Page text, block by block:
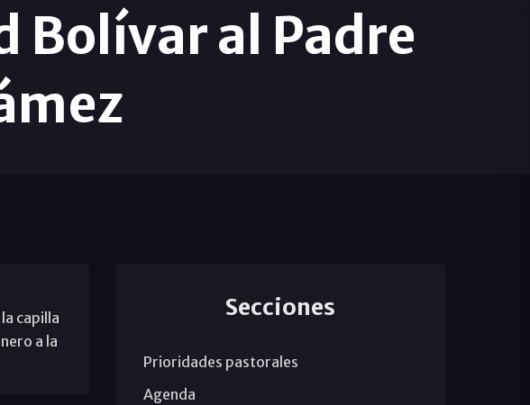
Bolívar al Padre
capilla
a la
Secciones
Prioridades pastorales
Agenda